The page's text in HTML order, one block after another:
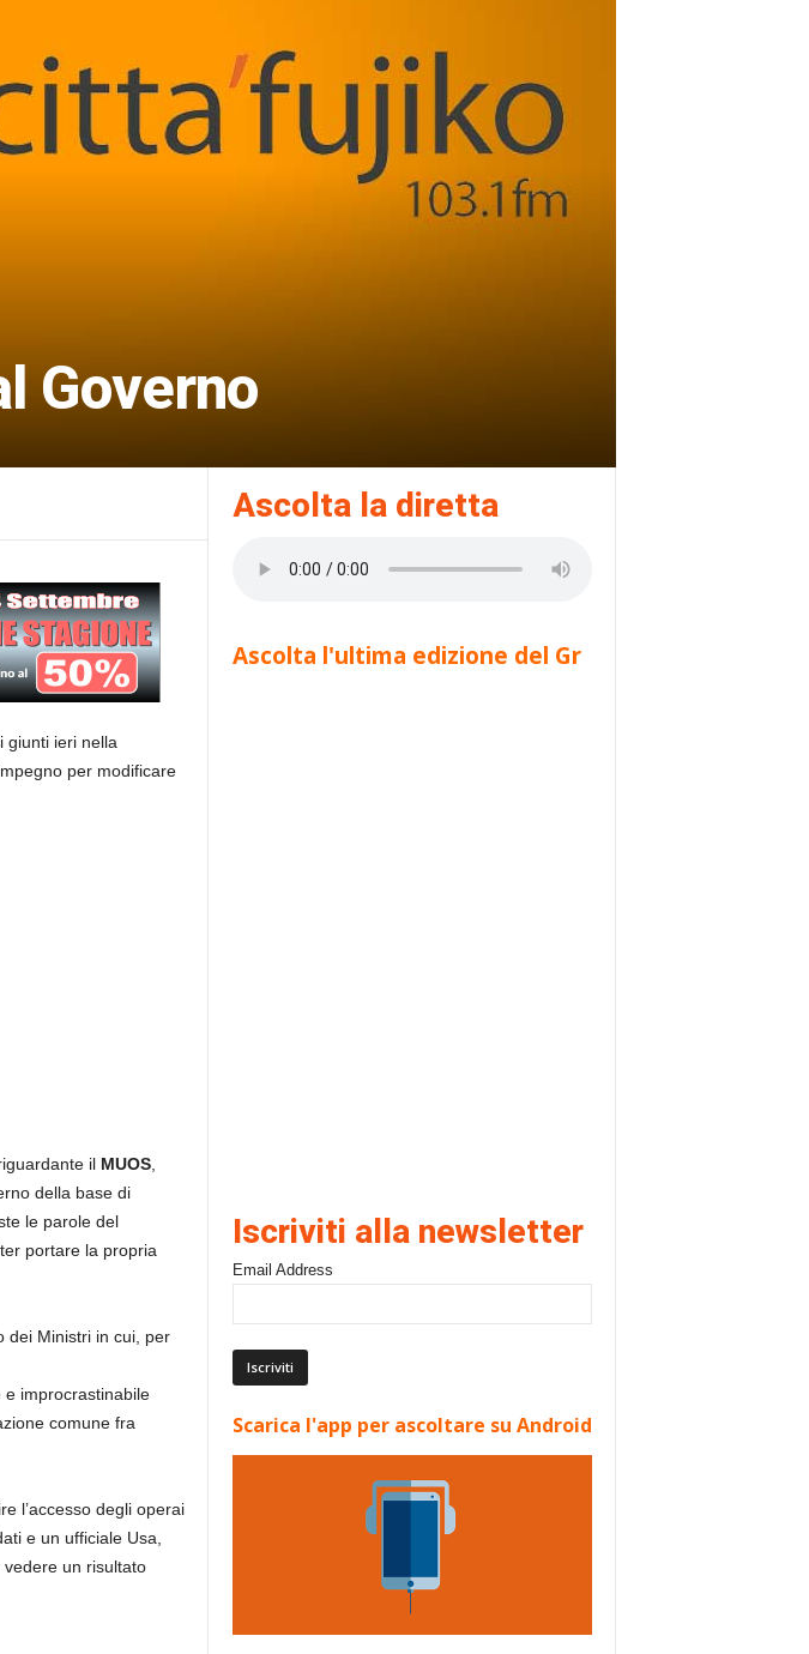
Governo
giunti ieri nella
per modificare
ilMUOS,
della base di
le parole del
portare la propria
dei Ministri in cui, per
improcrastinabile
comune fra
l’accesso degli operai
e un ufficiale Usa,
un risultato
Ascolta la diretta
Ascolta l'ultima edizione del Gr
Iscriviti alla newsletter
Email Address
Scarica l'app per ascoltare su Android